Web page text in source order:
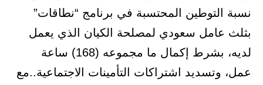
نسبة التوطين المحتسبة في برنامج “نطاقات”
بثلث عامل سعودي لمصلحة الكيان الذي يعمل
لديه، بشرط إكمال ما مجموعه (168) ساعة
عمل، وتسديد اشتراكات التأمينات الاجتماعية..مع